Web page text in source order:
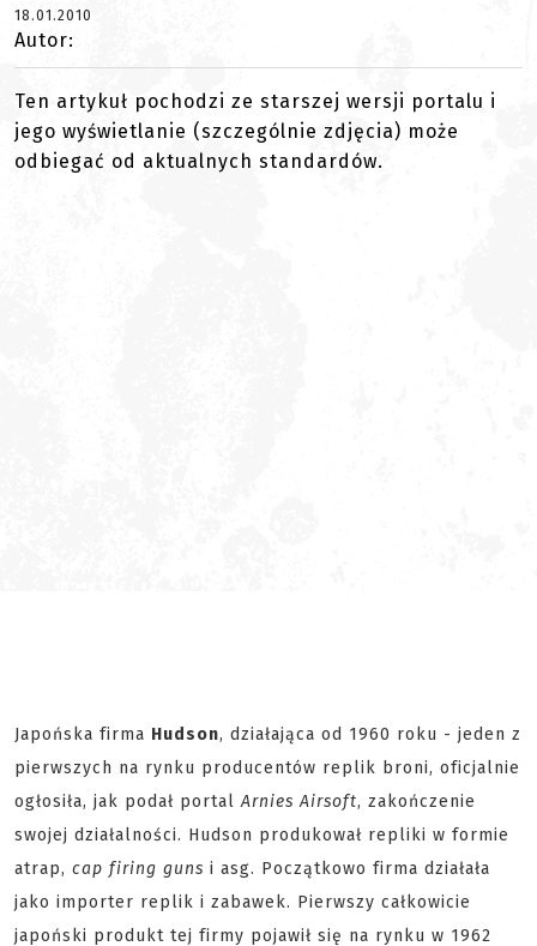
18.01.2010
Autor:
Ten artykuł pochodzi ze starszej wersji portalu i
jego wyświetlanie (szczególnie zdjęcia) może
odbiegać od aktualnych standardów.
Japońska firma Hudson, działająca od 1960 roku - jeden z
pierwszych na rynku producentów replik broni, oficjalnie
ogłosiła, jak podał portalArnies Airsoft, zakończenie
swojej działalności. Hudson produkował repliki w formie
atrap, cap firing guns i asg. Początkowo firma działała
jako importer replik i zabawek. Pierwszy całkowicie
japoński produkt tej firmy pojawił się na rynku w 1962